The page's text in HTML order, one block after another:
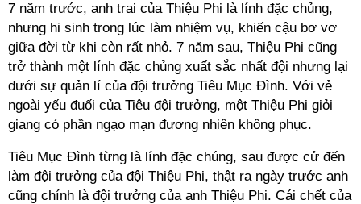
7 năm trước, anh trai của Thiệu Phi là lính đặc chủng,
nhưng hi sinh trong lúc làm nhiệm vụ, khiến cậu bơ vơ
giữa đời từ khi còn rất nhỏ. 7 năm sau, Thiệu Phi cũng
trở thành một lính đặc chủng xuất sắc nhất đội nhưng lại
dưới sự quản lí của đội trưởng Tiêu Mục Đình. Với vẻ
ngoài yếu đuối của Tiêu đội trưởng, một Thiệu Phi giỏi
giang có phần ngạo mạn đương nhiên không phục.
Tiêu Mục Đình từng là lính đặc chúng, sau được cử đến
làm đội trưởng của đội Thiệu Phi, thật ra ngày trước anh
cũng chính là đội trưởng của anh Thiệu Phi. Cái chết của